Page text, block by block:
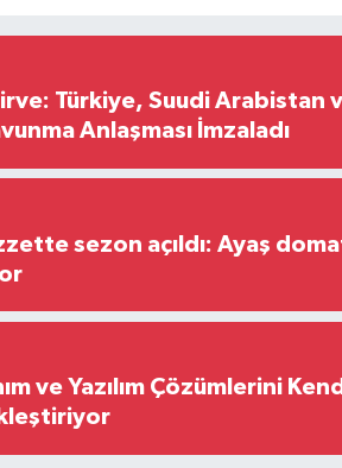
Türkiye, Suudi Arabistan
Anlaşması İmzaladı
sezon açıldı: Ayaş
ve Yazılım Çözümlerini